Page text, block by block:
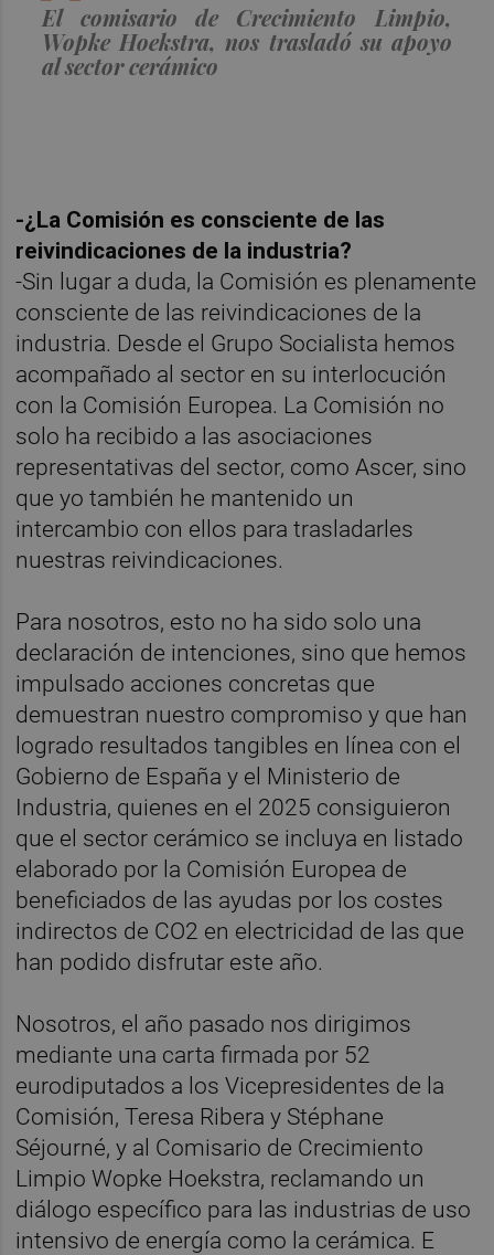
El comisario de Crecimiento Limpio,
Wopke Hoekstra, nos trasladó su apoyo
al sector cerámico
-¿La Comisión es consciente de las
reivindicaciones de la industria?
-Sin lugar a duda, la Comisión es plenamente
consciente de las reivindicaciones de la
industria. Desde el Grupo Socialista hemos
acompañado al sector en su interlocución
con la Comisión Europea. La Comisión no
solo ha recibido a las asociaciones
representativas del sector, como Ascer, sino
que yo también he mantenido un
intercambio con ellos para trasladarles
nuestras reivindicaciones.
Para nosotros, esto no ha sido solo una
declaración de intenciones, sino que hemos
impulsado acciones concretas que
demuestran nuestro compromiso y que han
logrado resultados tangibles en línea con el
Gobierno de España y el Ministerio de
Industria, quienes en el 2025 consiguieron
que el sector cerámico se incluya en listado
elaborado por la Comisión Europea de
beneficiados de las ayudas por los costes
indirectos de CO2 en electricidad de las que
han podido disfrutar este año.
Nosotros, el año pasado nos dirigimos
mediante una carta firmada por 52
eurodiputados a los Vicepresidentes de la
Comisión, Teresa Ribera y Stéphane
Séjourné, y al Comisario de Crecimiento
Limpio Wopke Hoekstra, reclamando un
diálogo específico para las industrias de uso
intensivo de energía como la cerámica. E